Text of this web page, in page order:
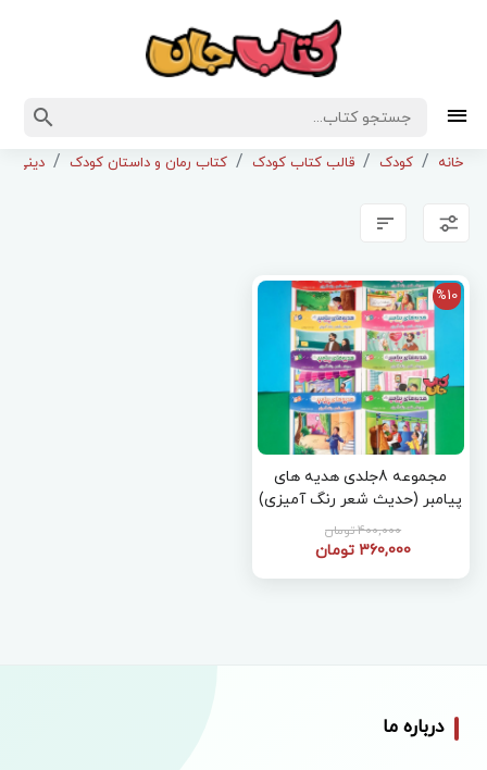
خانه کودک قالب کتاب کودک کتاب رمان و داستان کودک دینی
%10
مجموعه 8جلدی هدیه های
پیامبر (حدیث شعر رنگ آمیزی)
400,000 تومان
360,000 تومان
درباره ما